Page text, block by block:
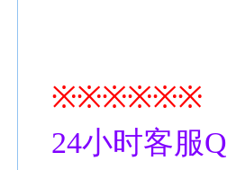
※※※※※※
24小时客服